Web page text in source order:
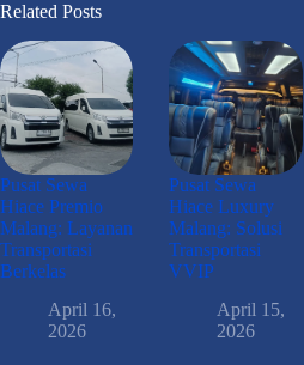
Related Posts
Pusat Sewa
Hiace Premio
Malang: Layanan
Transportasi
Berkelas
April 16,
2026
Pusat Sewa
Hiace Luxury
Malang: Solusi
Transportasi
VVIP
April 15,
2026